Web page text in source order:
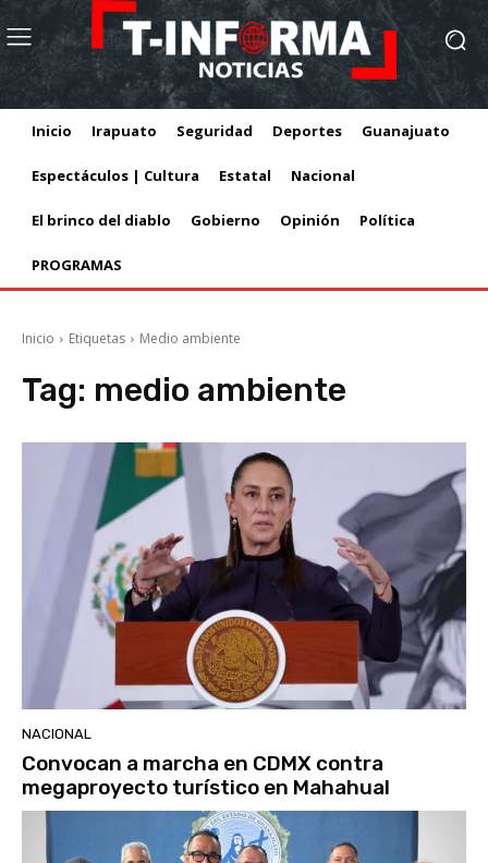
Inicio Irapuato Seguridad Deportes Guanajuato
Espectáculos | Cultura Estatal Nacional
El brinco del diablo Gobierno Opinión Política
PROGRAMAS
Inicio Etiquetas Medio ambiente
Tag: medio ambiente
NACIONAL
Convocan a marcha en CDMX contra
megaproyecto turístico en Mahahual